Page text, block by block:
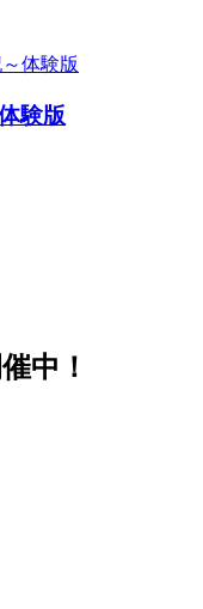
験版
中！